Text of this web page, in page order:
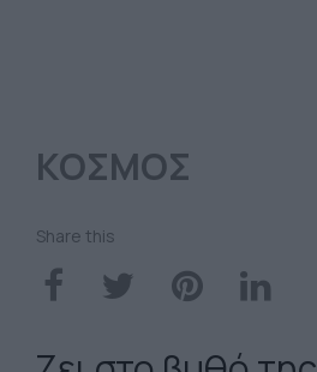
ΚΟΣΜΟΣ
Share this